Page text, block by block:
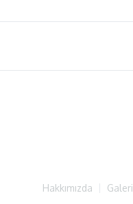
Hakkımızda Galeri